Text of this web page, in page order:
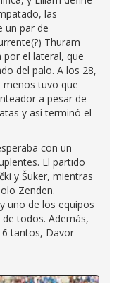
las
un par de
Thuram
el lateral, que
del palo. A los 28,
menos tuvo que
a pesar de
y así terminó el
con un
El partido
y Šuker, mientras
Zenden.
uno de los equipos
todos. Además,
tantos, Davor